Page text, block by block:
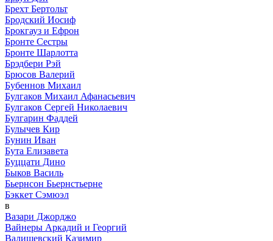
Брехт Бертольт
Бродский Иосиф
Брокгауз и Ефрон
Бронте Сестры
Бронте Шарлотта
Брэдбери Рэй
Брюсов Валерий
Бубеннов Михаил
Булгаков Михаил Афанасьевич
Булгаков Сергей Николаевич
Булгарин Фаддей
Булычев Кир
Бунин Иван
Бута Елизавета
Буццати Дино
Быков Василь
Бьернсон Бьернстьерне
Бэккет Сэмюэл
в
Вазари Джорджо
Вайнеры Аркадий и Георгий
Валишевский Казимир